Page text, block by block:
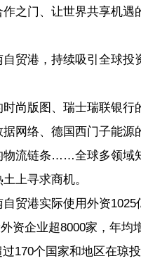
之门、让世界共享机遇
贸港，持续吸引全球投
尚版图、瑞士瑞联银行
网络、德国西门子能源
物流链条……全球多领域
上寻求商机。
贸港实际使用外资1025
资企业超8000家，年均
170个国家和地区在琼